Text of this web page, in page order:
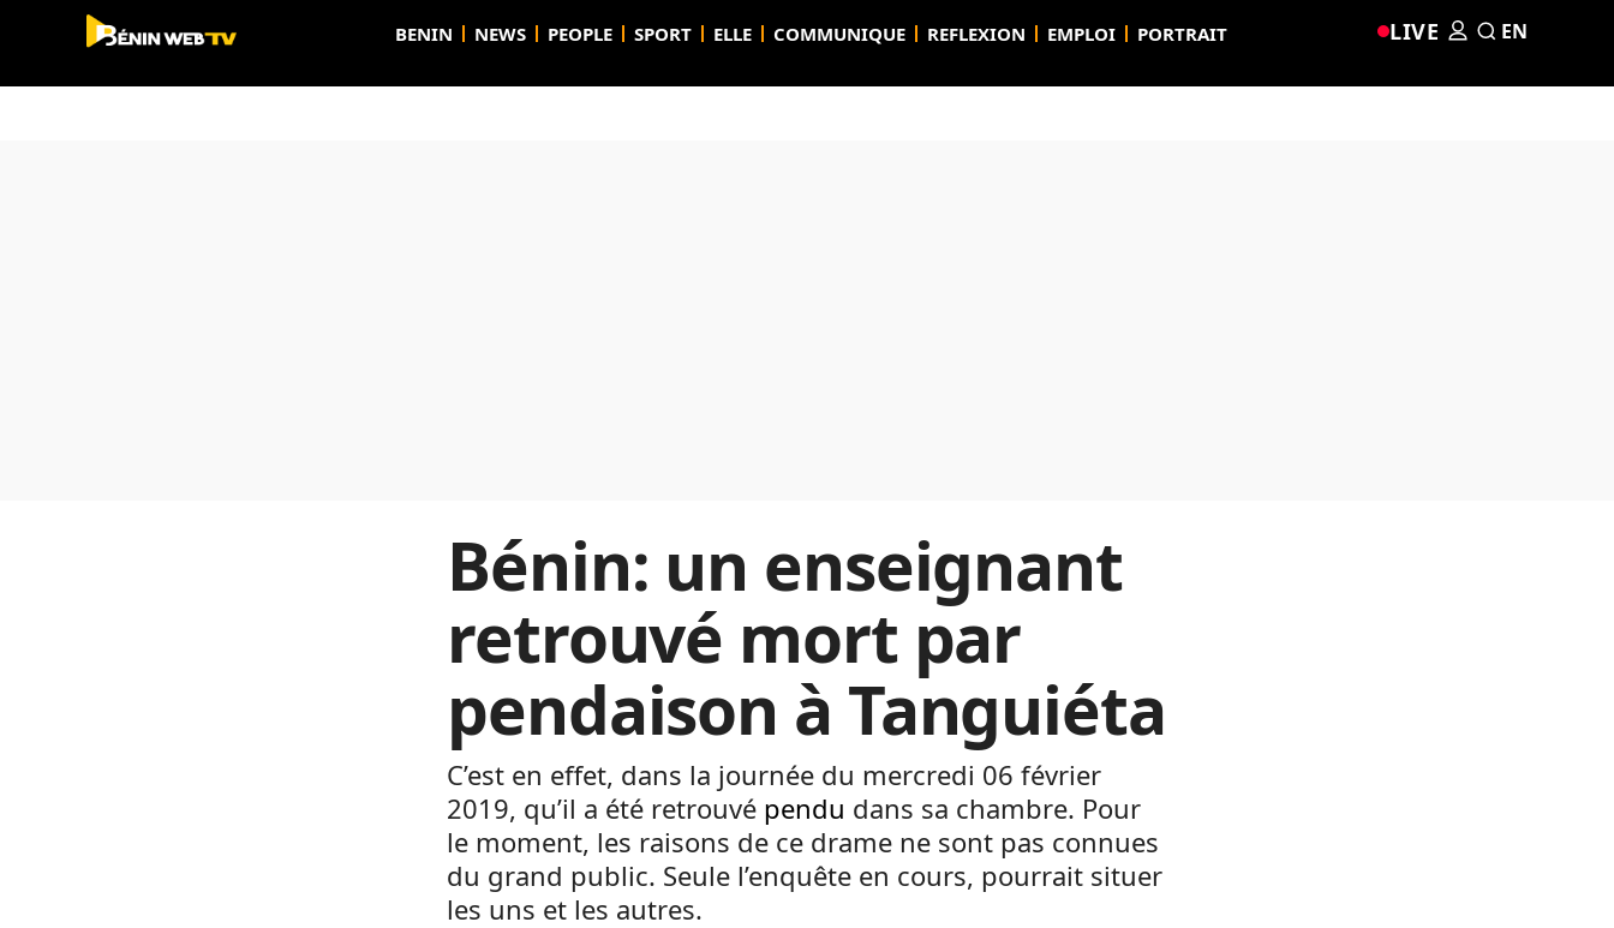
BENIN NEWS PEOPLE SPORT ELLE COMMUNIQUE REFLEXION EMPLOI PORTRAIT LIVE EN
Bénin: un enseignant
retrouvé mort par
pendaison à Tanguiéta
C’est en effet, dans la journée du mercredi 06 février
2019, qu’il a été retrouvé pendu dans sa chambre. Pour
le moment, les raisons de ce drame ne sont pas connues
du grand public. Seule l’enquête en cours, pourrait situer
les uns et les autres.